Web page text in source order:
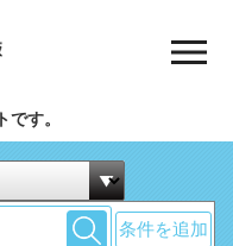
す。
条件を追加